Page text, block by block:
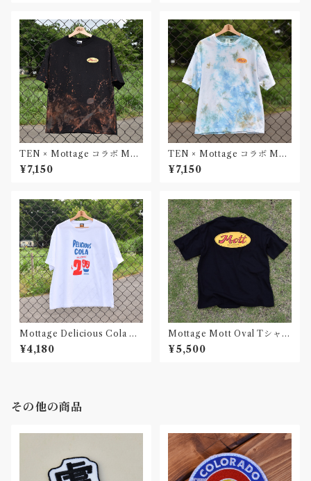
TEN × Mottage コラボ Mot
t Oval Tシャツ Black Unise
x
¥7,150
TEN × Mottage コラボ Mot
t Oval Tシャツ Sea White U
nisex
¥7,150
Mottage Delicious Cola T
シャツ White Unisex
¥4,180
Mottage Mott Oval Tシャツ
Black Unisex
¥5,500
その他の商品